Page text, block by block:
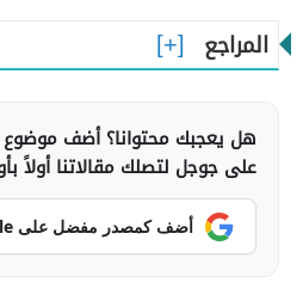
المراجع
هل يعجبك محتوانا؟ أضف
على جوجل لتصلك مقالاتنا أولاً
أضف كمصدر مفضل على Google